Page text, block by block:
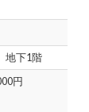
地下1階
円